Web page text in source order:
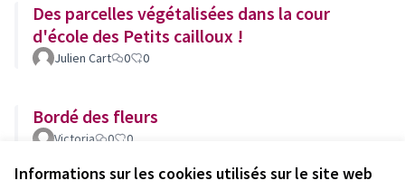
Informations sur les cookies utilisés sur le site web
Des parcelles végétalisées dans la cour
d'école des Petits cailloux !
Julien Cart 0 0
Bordé des fleurs
Victoria 0 0